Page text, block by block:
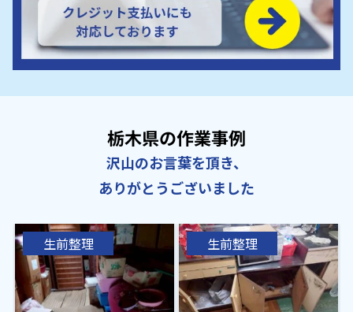
栃木県の作業事例
沢山のお言葉を頂き、
ありがとうございました
生前整理 生前整理